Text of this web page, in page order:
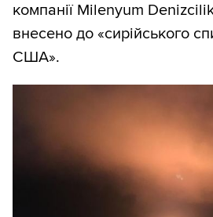
компанії Milenyum
внесено до «сирійського
США».